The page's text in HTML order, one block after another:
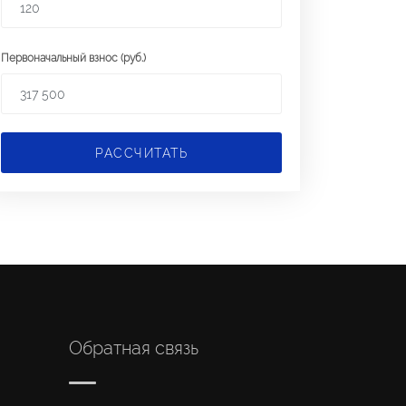
Первоначальный взнос (руб.)
РАССЧИТАТЬ
Обратная связь